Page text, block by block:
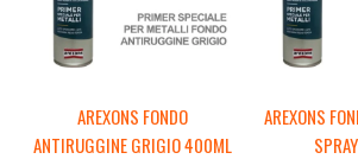
AREXONS FONDO
ANTIRUGGINE GRIGIO 400ML
AREXONS